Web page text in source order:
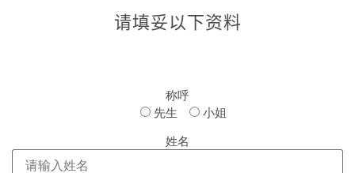
请填妥以下资料
称呼
先生
小姐
姓名